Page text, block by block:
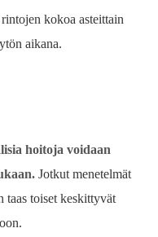
kokoa asteittain
aikana.
hoitoja voidaan
Jotkut menetelmät
taas toiset keskittyvät